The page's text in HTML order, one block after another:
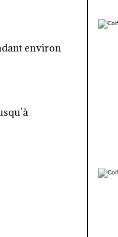
environ